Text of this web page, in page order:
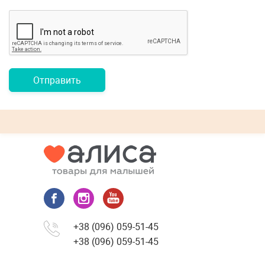
Отправить
+38 (096) 059-51-45
+38 (096) 059-51-45